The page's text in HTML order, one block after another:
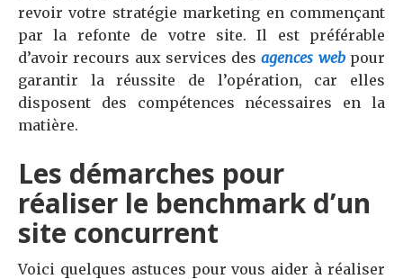
revoir votre stratégie marketing en commençant
par la refonte de votre site. Il est préférable
d’avoir recours aux services desagences webpour
garantir la réussite de l’opération, car elles
disposent des compétences nécessaires en la
matière.
Les démarches pour
réaliser le benchmark d’un
site concurrent
Voici quelques astuces pour vous aider à réaliser